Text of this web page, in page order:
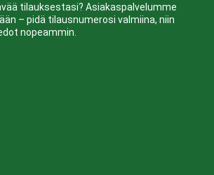
tilauksestasi? Asiakaspalvelumme
– pidä tilausnumerosi valmiina, niin
nopeammin.